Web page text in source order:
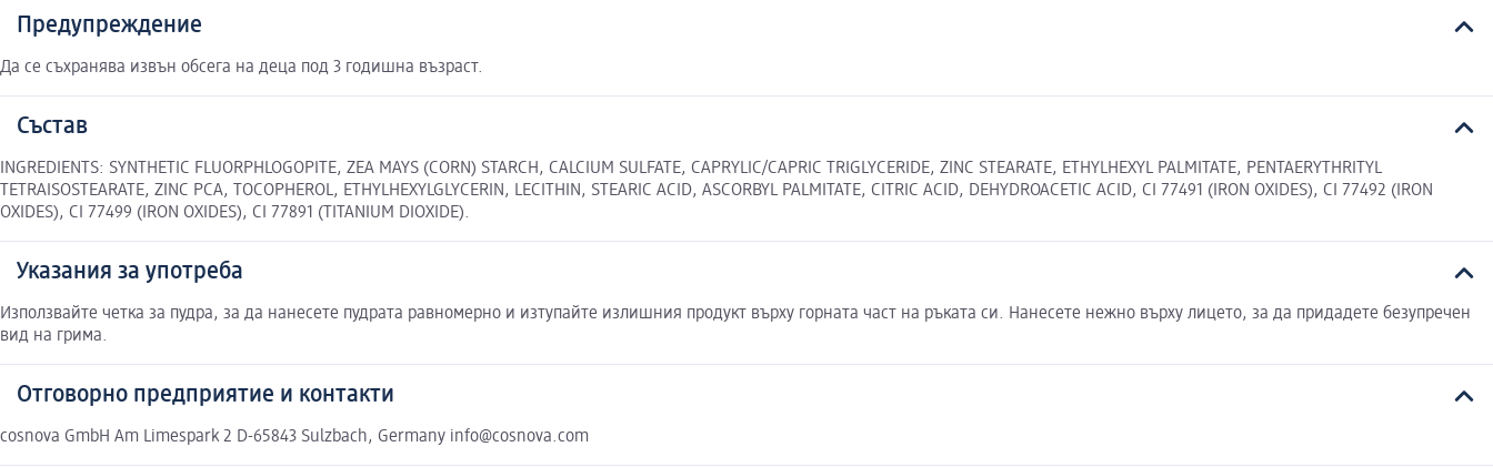
Предупреждение
Да се съхранява извън обсега на деца под 3 годишна възраст.
Състав
INGREDIENTS: SYNTHETIC FLUORPHLOGOPITE, ZEA MAYS (CORN) STARCH, CALCIUM SULFATE, CAPRYLIC/CAPRIC TRIGLYCERIDE, ZINC STEARATE, ETHYLHEXYL PALMITATE, PENTAERYTHRITYL
TETRAISOSTEARATE, ZINC PCA, TOCOPHEROL, ETHYLHEXYLGLYCERIN, LECITHIN, STEARIC ACID, ASCORBYL PALMITATE, CITRIC ACID, DEHYDROACETIC ACID, CI 77491 (IRON OXIDES), CI 77492 (IRON
OXIDES), CI 77499 (IRON OXIDES), CI 77891 (TITANIUM DIOXIDE).
Указания за употреба
Използвайте четка за пудра, за да нанесете пудрата равномерно и изтупайте излишния продукт върху горната част на ръката си. Нанесете нежно върху лицето, за да придадете безупречен
вид на грима.
Отговорно предприятие и контакти
cosnova GmbH Am Limespark 2 D-65843 Sulzbach, Germany info@cosnova.com